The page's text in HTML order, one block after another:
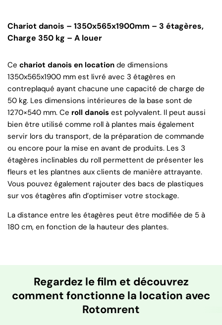
Chariot danois – 1350x565x1900mm – 3 étagères,
Charge 350 kg – A louer
Ce chariot danois en location de dimensions
1350x565x1900 mm est livré avec 3 étagères en
contreplaqué ayant chacune une capacité de charge de
50 kg. Les dimensions intérieures de la base sont de
1270×540 mm. Ce roll danois est polyvalent. Il peut aussi
bien être utilisé comme roll à plantes mais également
servir lors du transport, de la préparation de commande
ou encore pour la mise en avant de produits. Les 3
étagères inclinables du roll permettent de présenter les
fleurs et les plantnes aux clients de manière attrayante.
Vous pouvez également rajouter des bacs de plastiques
sur vos étagères afin d’optimiser votre stockage.
La distance entre les étagères peut être modifiée de 5 à
180 cm, en fonction de la hauteur des plantes.
Regardez le film et découvrez
comment fonctionne la location avec
Rotomrent